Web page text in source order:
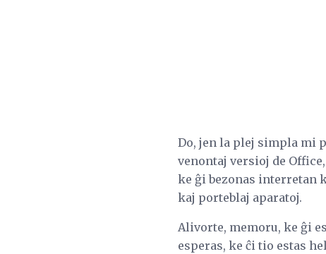
Do, jen la plej simpla mi
venontaj versioj de
ke ĝi bezonas interretan
kaj porteblaj aparatoj.
Alivorte, memoru, ke ĝi
esperas, ke ĉi tio estas